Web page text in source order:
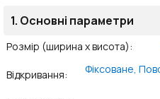
1. Основні параметри
Розмір (ширина x висота):
Відкривання:
Фіксоване,